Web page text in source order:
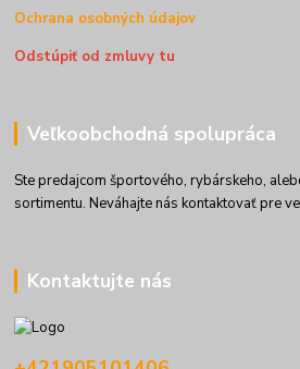
Ochrana osobných údajov
Odstúpiť od zmluvy tu
Veľkoobchodná spolupráca
Ste predajcom športového, rybárskeho,
sortimentu. Neváhajte nás kontaktovať pre
Kontaktujte nás